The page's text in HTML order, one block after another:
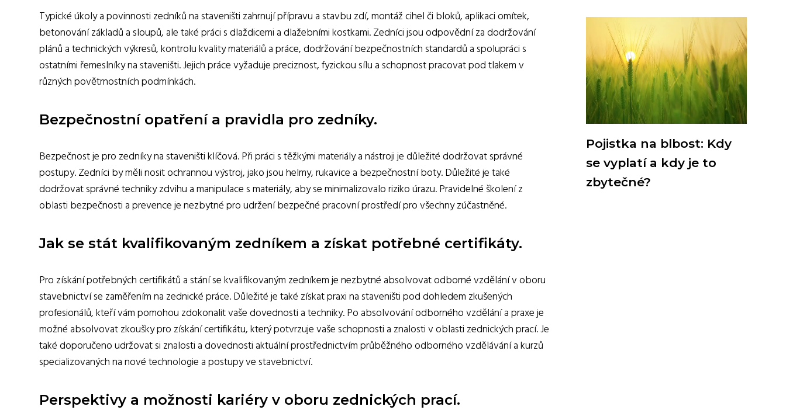
Typické úkoly a povinnosti zedníků na staveništi zahrnují přípravu a stavbu zdí, montáž cihel či bloků, aplikaci omítek,
betonování základů a sloupů, ale také práci s dlaždicemi a dlažebními kostkami. Zedníci jsou odpovědní za dodržování
plánů a technických výkresů, kontrolu kvality materiálů a práce, dodržování bezpečnostních standardů a spolupráci s
ostatními řemeslníky na staveništi. Jejich práce vyžaduje preciznost, fyzickou sílu a schopnost pracovat pod tlakem v
různých povětrnostních podmínkách.
Bezpečnostní opatření a pravidla pro zedníky.
Bezpečnost je pro zedníky na staveništi klíčová. Při práci s těžkými materiály a nástroji je důležité dodržovat správné
postupy. Zedníci by měli nosit ochrannou výstroj, jako jsou helmy, rukavice a bezpečnostní boty. Důležité je také
dodržovat správné techniky zdvihu a manipulace s materiály, aby se minimalizovalo riziko úrazu. Pravidelné školení z
oblasti bezpečnosti a prevence je nezbytné pro udržení bezpečné pracovní prostředí pro všechny zúčastněné.
Jak se stát kvalifikovaným zedníkem a získat potřebné certifikáty.
Pro získání potřebných certifikátů a stání se kvalifikovaným zedníkem je nezbytné absolvovat odborné vzdělání v oboru
stavebnictví se zaměřením na zednické práce. Důležité je také získat praxi na staveništi pod dohledem zkušených
profesionálů, kteří vám pomohou zdokonalit vaše dovednosti a techniky. Po absolvování odborného vzdělání a praxe je
možné absolvovat zkoušky pro získání certifikátu, který potvrzuje vaše schopnosti a znalosti v oblasti zednických prací. Je
také doporučeno udržovat si znalosti a dovednosti aktuální prostřednictvím průběžného odborného vzdělávání a kurzů
specializovaných na nové technologie a postupy ve stavebnictví.
Perspektivy a možnosti kariéry v oboru zednických prací.
Pojistka na blbost: Kdy
se vyplatí a kdy je to
zbytečné?